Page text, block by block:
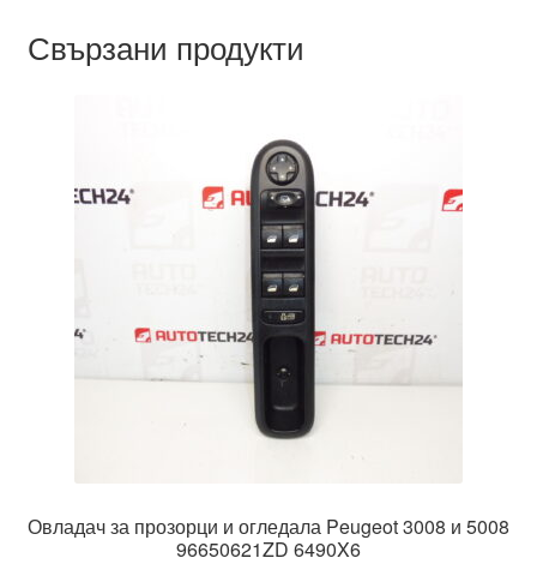
Свързани продукти
Овладач за прозорци и огледала Peugeot 3008 и 5008
96650621ZD 6490X6